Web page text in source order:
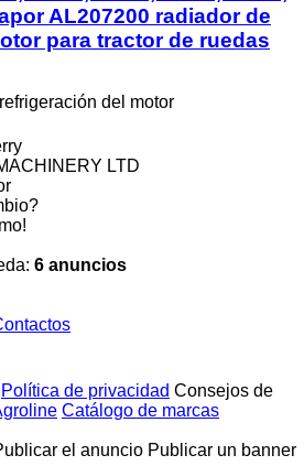
AL207200 radiador de
para tractor de ruedas
del motor
LTD
6 anuncios
Política de privacidad Consejos de
Catálogo de marcas
el anuncio Publicar un banner